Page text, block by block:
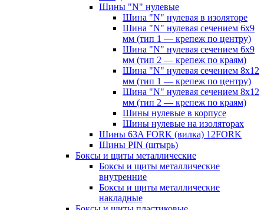
Шины "N" нулевые
Шина "N" нулевая в изоляторе
Шина "N" нулевая сечением 6х9
мм (тип 1 — крепеж по центру)
Шина "N" нулевая сечением 6х9
мм (тип 2 — крепеж по краям)
Шина "N" нулевая сечением 8х12
мм (тип 1 — крепеж по центру)
Шина "N" нулевая сечением 8х12
мм (тип 2 — крепеж по краям)
Шины нулевые в корпусе
Шины нулевые на изоляторах
Шины 63A FORK (вилка) 12FORK
Шины PIN (штырь)
Боксы и щиты металлические
Боксы и щиты металлические
внутренние
Боксы и щиты металлические
накладные